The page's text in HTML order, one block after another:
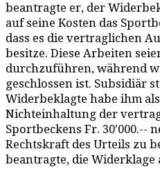
beantragte er, der
auf seine Kosten das
dass es die vertraglichen
besitze. Diese Arbeiten
durchzuführen, während
geschlossen ist. Subsidiär
Widerbeklagte habe ihm
Nichteinhaltung der
Sportbeckens Fr. 30'000.--
Rechtskraft des Urteils zu
beantragte, die Widerklage